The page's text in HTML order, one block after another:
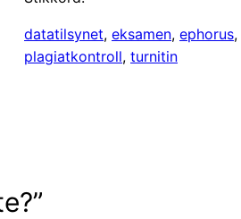
datatilsynet, eksamen, ephorus,
plagiatkontroll, turnitin